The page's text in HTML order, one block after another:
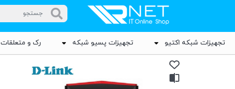
تجهیزات شبکه اکتیو تجهیزات پسیو شبکه رک و متعلقات